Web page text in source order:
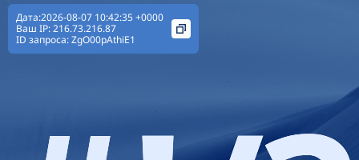
Дата:2026-08-07 10:42:35 +0000
Ваш IP:216.73.216.87
ID запроса:ZgO00pAthiE1